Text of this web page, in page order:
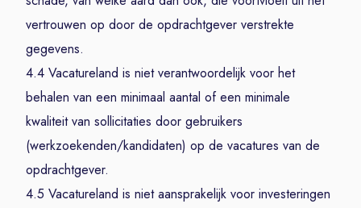
vertrouwen op door de opdrachtgever verstrekte
gegevens.
4.4 Vacatureland is niet verantwoordelijk voor het
behalen van een minimaal aantal of een minimale
kwaliteit van sollicitaties door gebruikers
(werkzoekenden/kandidaten) op de vacatures van de
opdrachtgever.
4.5 Vacatureland is niet aansprakelijk voor investeringen